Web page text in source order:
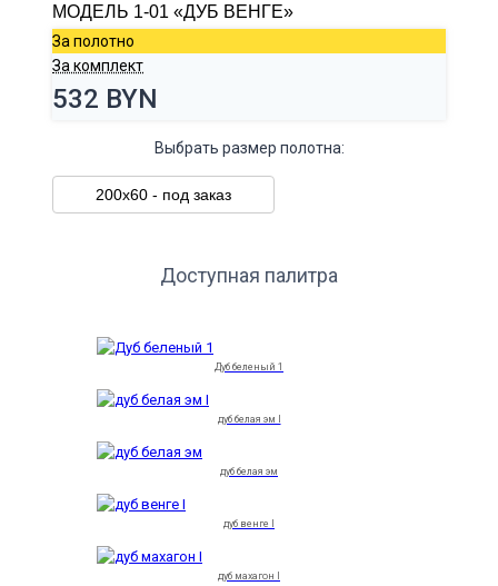
МОДЕЛЬ 1-01 «ДУБ ВЕНГЕ»
За полотно
За комплект
532 BYN
Выбрать размер полотна:
200х60 - под заказ
Доступная палитра
Дуб беленый 1
дуб белая эм I
дуб белая эм
дуб венге I
дуб махагон I